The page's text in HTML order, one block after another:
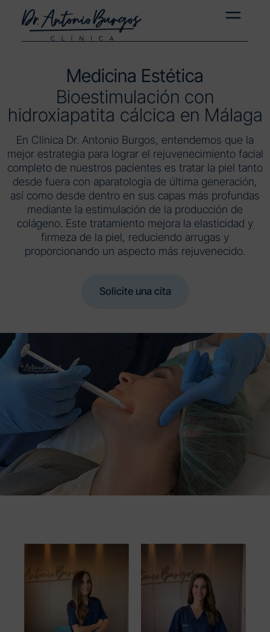
Medicina Estética
Bioestimulación con
hidroxiapatita cálcica en Málaga
En Clínica Dr. Antonio Burgos, entendemos que la
mejor estrategia para lograr el rejuvenecimiento facial
completo de nuestros pacientes es tratar la piel tanto
desde fuera con aparatología de última generación,
así como desde dentro en sus capas más profundas
mediante la estimulación de la producción de
colágeno. Este tratamiento mejora la elasticidad y
firmeza de la piel, reduciendo arrugas y
proporcionando un aspecto más rejuvenecido.
Solicite una cita